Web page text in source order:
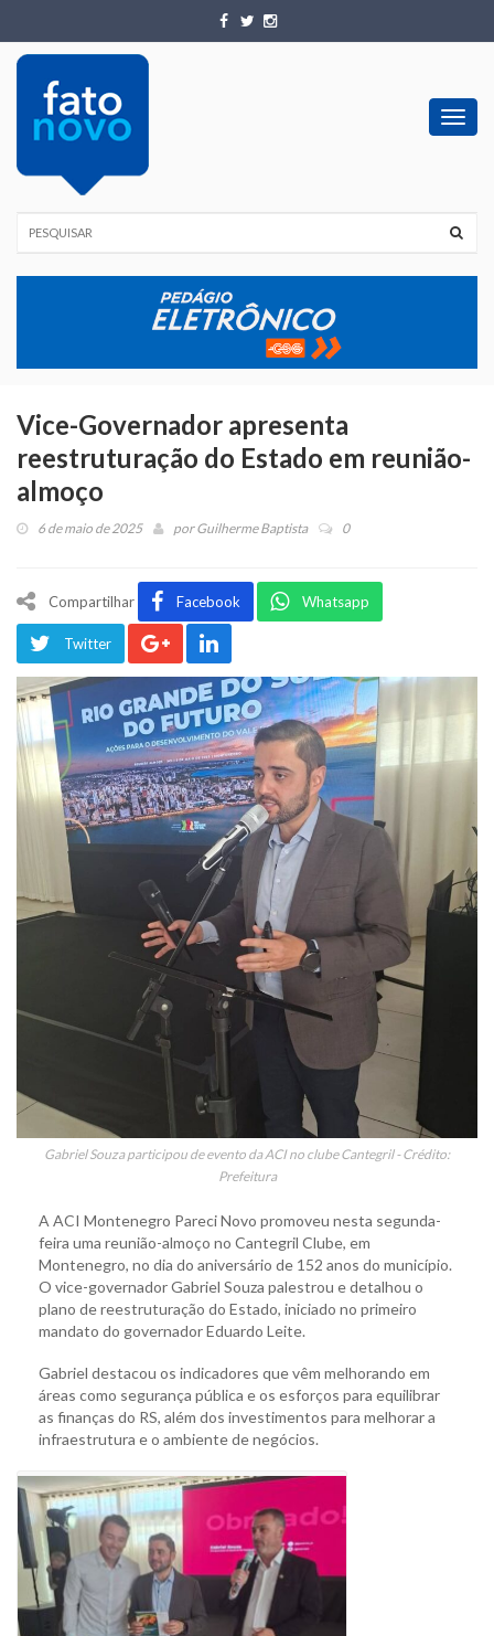
Vice-Governador apresenta
reestruturação do Estado em reunião-
almoço
6 de maio de 2025 porGuilherme Baptista 0
Compartilhar Facebook Whatsapp
Twitter
Gabriel Souza participou de evento da ACI no clube Cantegril - Crédito:
Prefeitura
A ACI Montenegro Pareci Novo promoveu nesta segunda-
feira uma reunião-almoço no Cantegril Clube, em
Montenegro, no dia do aniversário de 152 anos do município.
O vice-governador Gabriel Souza palestrou e detalhou o
plano de reestruturação do Estado, iniciado no primeiro
mandato do governador Eduardo Leite.
Gabriel destacou os indicadores que vêm melhorando em
áreas como segurança pública e os esforços para equilibrar
as finanças do RS, além dos investimentos para melhorar a
infraestrutura e o ambiente de negócios.